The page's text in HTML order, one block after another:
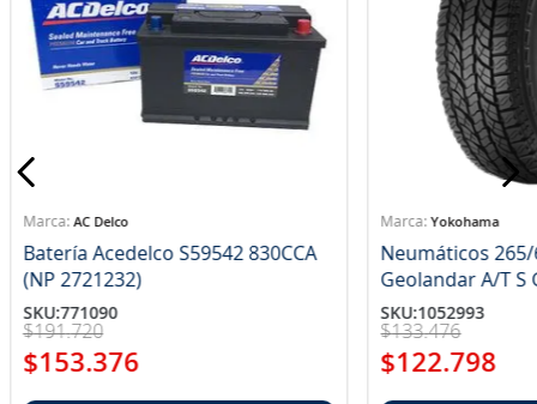
AC Delco
Batería Acedelco S59542 830CCA
(NP 2721232)
SKU:771090
$191.720
$153.376
Yokohama
Neumáticos 265/
SKU:1052993
$133.476
$122.798